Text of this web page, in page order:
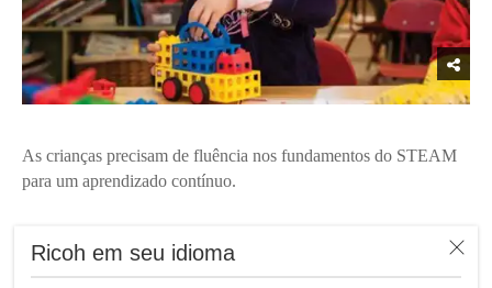
Ricoh em seu idioma
As crianças precisam de fluência nos fundamentos do STEAM
para um aprendizado contínuo.
Fundamentos do STEAM